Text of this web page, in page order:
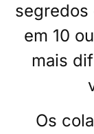
segredos
em 10
mais
Os